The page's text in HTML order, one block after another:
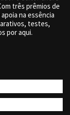
três prêmios de
na essência
testes,
por aqui.